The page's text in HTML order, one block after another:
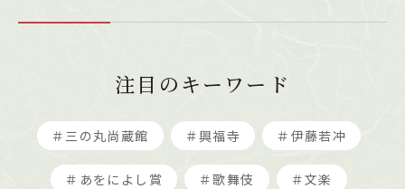
注目のキーワード
＃三の丸尚蔵館 ＃興福寺 ＃伊藤若冲
＃あをによし賞 ＃歌舞伎 ＃文楽